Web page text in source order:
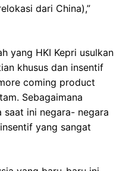
dari China),”
yang HKI Kepri usulkan
khusus dan insentif
coming product
Sebagaimana
ini negara- negara
yang sangat